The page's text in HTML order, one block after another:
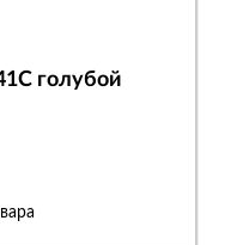
голубой